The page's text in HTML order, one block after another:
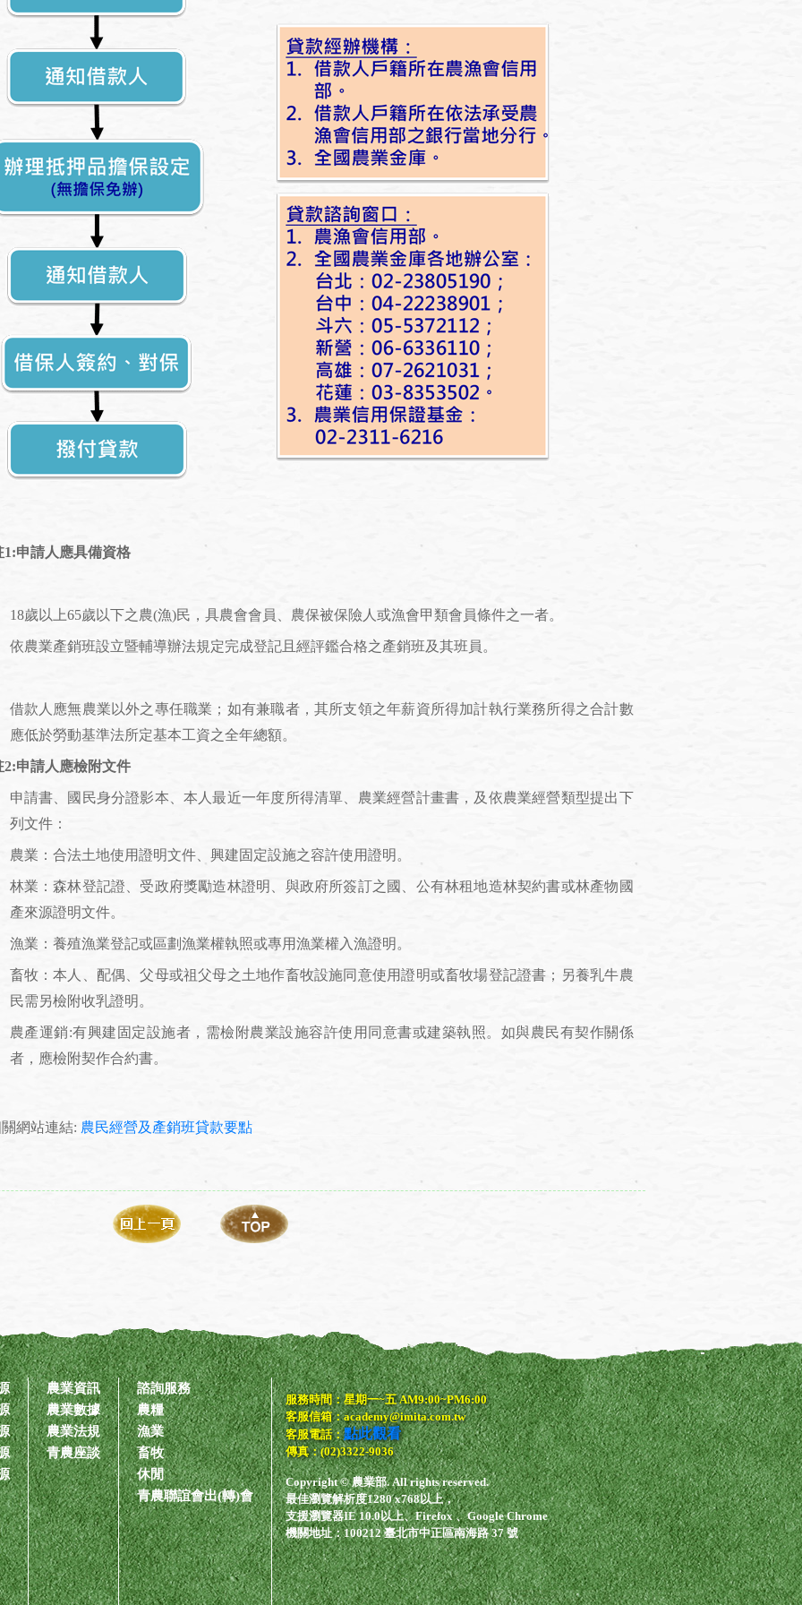
1:申請人應具備資格
18歲以上65歲以下之農(漁)民，具農會會員、農保被保險人或漁會甲類會員條件之一者。
依農業產銷班設立暨輔導辦法規定完成登記且經評鑑合格之產銷班及其班員。
借款人應無農業以外之專任職業；如有兼職者，其所支領之年薪資所得加計執行業務所得之合計數
應低於勞動基準法所定基本工資之全年總額。
2:申請人應檢附文件
申請書、國民身分證影本、本人最近一年度所得清單、農業經營計畫書，及依農業經營類型提出下
列文件：
農業：合法土地使用證明文件、興建固定設施之容許使用證明。
林業：森林登記證、受政府獎勵造林證明、與政府所簽訂之國、公有林租地造林契約書或林產物國
產來源證明文件。
漁業：養殖漁業登記或區劃漁業權執照或專用漁業權入漁證明。
畜牧：本人、配偶、父母或祖父母之土地作畜牧設施同意使用證明或畜牧場登記證書；另養乳牛農
民需另檢附收乳證明。
農產運銷:有興建固定設施者，需檢附農業設施容許使用同意書或建築執照。如與農民有契作關係
者，應檢附契作合約書。
網站連結: 農民經營及產銷班貸款要點
農業資訊
農業數據
農業法規
青農座談
諮詢服務
農糧
漁業
畜牧
休閒
青農聯誼會出(轉)會
服務時間：星期一~五 AM9:00~PM6:00
客服信箱：academy@imita.com.tw
客服電話：點此觀看
傳真：(02)3322-9036
Copyright © 農業部. All rights reserved.
最佳瀏覽解析度1280 x768以上，
支援瀏覽器IE 10.0以上、Firefox 、Google Chrome
機關地址：100212 臺北市中正區南海路 37 號